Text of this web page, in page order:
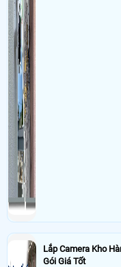
Lắp Camera Kho
Gói Giá Tốt